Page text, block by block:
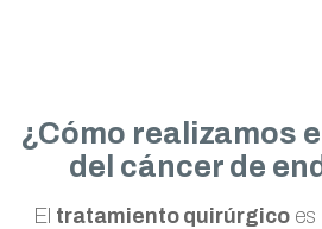
¿Cómo realizamos
del cáncer de
El tratamiento quirúrgicoes